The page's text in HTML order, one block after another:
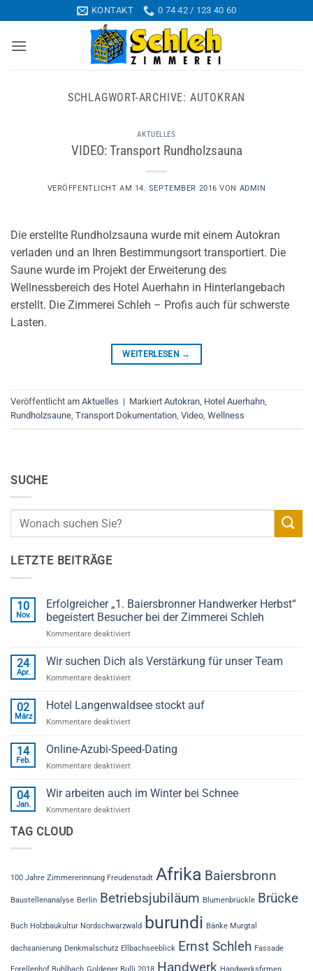
Inhalt
springen
KONTAKT 0 74 42 / 123 40 60
SCHLAGWORT-ARCHIVE: AUTOKRAN
AKTUELLES
VIDEO: Transport Rundholzsauna
VERÖFFENTLICHT AM 14. SEPTEMBER 2016 VON ADMIN
Die erstellte Rundholzsauna wurde mit einem Autokran
verladen und an Ihren Bestimmungsort transportiert. Die
Saune wurde im Projekt der Erweiterung des
Wellnessbereich des Hotel Auerhahn in Hinterlangebach
erstellt. Die Zimmerei Schleh – Profis auch für schwerste
Lasten.
WEITERLESEN →
Veröffentlicht am Aktuelles | Markiert Autokran Hotel Auerhahn
Rundholzsaune Transport Dokumentation Video Wellness
SUCHE
LETZTE BEITRÄGE
10
Nov.
Erfolgreicher „1. Baiersbronner Handwerker Herbst“
begeistert Besucher bei der Zimmerei Schleh
Kommentare deaktiviert
„1.
Handwerker
begeistert
Zimmerei
24
Apr.
Wir suchen Dich als Verstärkung für unser Team
Kommentare deaktiviert
suchen
als
für
02
März
Hotel Langenwaldsee stockt auf
Kommentare deaktiviert
Langenwaldsee
auf
14
Feb.
Online-Azubi-Speed-Dating
Kommentare deaktiviert
Azubi-
Dating
04
Jan.
Wir arbeiten auch im Winter bei Schnee
Kommentare deaktiviert
bei
Schnee
TAG CLOUD
100 Jahre Zimmererinnung Freudenstadt Afrika Baiersbronn
Baustellenanalyse Berlin Betriebsjubiläum Blumenbrückle Brücke
Buch Holzbaukultur Nordschwarzwald burundi Bänke Murgtal
dachsanierung Denkmalschutz Ellbachseeblick Ernst Schleh Fassade
Handwerk